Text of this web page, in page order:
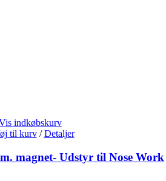
indkøbskurv
til kurv / Detaljer
magnet- Udstyr til Nose Work